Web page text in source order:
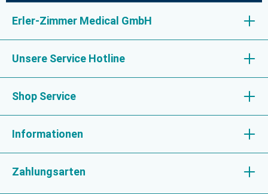
Erler-Zimmer Medical GmbH
Unsere Service Hotline
Shop Service
Informationen
Zahlungsarten